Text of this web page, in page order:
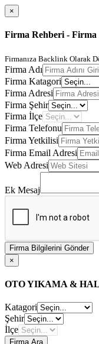
×
Firma Rehberi - Firma
Firmanıza Backlink Olarak
Firma Adı
Firma Katagori
Firma Adresi
Firma Şehir
Firma İlçe
Firma Telefonu
Firma Yetkilisi
Firma Email Adresi
Web Adresi
Ek Mesaj
Firma Bilgilerini Gönder
×
OTO YIKAMA &
Katagori
Şehir
İlçe
Firma Ara